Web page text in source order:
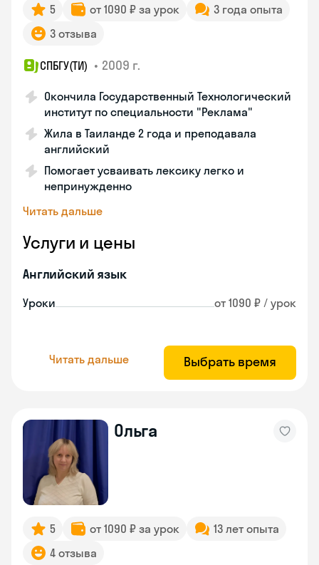
5 от 1090 ₽ за урок
3 года опыта
3 отзыва
СПБГУ(ТИ) • 2009 г.
Окончила Государственный Технологический
институт по специальности "Реклама"
Жила в Таиланде 2 года и преподавала
английский
Помогает усваивать лексику легко и
непринужденно
Читать дальше
Услуги и цены
Английский язык
Уроки от 1090 ₽ / урок
Читать дальше Выбрать время
Ольга
5 от 1090 ₽ за урок
13 лет опыта
4 отзыва